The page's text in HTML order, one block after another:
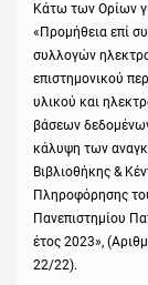
Κάτω των Ορίων
«Προμήθεια επί
συλλογών
επιστημονικού
υλικού και
βάσεων
κάλυψη των
Βιβλιοθήκης &
Πληροφόρησης
Πανεπιστημίου
έτος 2023»,
22/22).